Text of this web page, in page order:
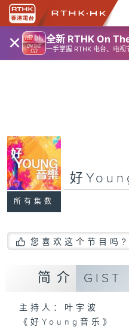
× 全新 RTHK On
一手掌握 RTHK 电台、电视
所有集数
好
您喜欢这个节目吗?
简介 GIST
主持人：叶宇波
《好Young音乐》